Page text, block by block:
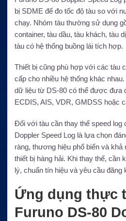
bị SDME để đo tốc độ tàu so với
chạy. Nhóm tàu thường sử dụng
container, tàu dầu, tàu khách, tàu
tàu có hệ thống buồng lái tích hợp.
Thiết bị cũng phù hợp với các tàu
cấp cho nhiều hệ thống khác
dữ liệu từ DS-80 có thể được đưa
ECDIS, AIS, VDR, GMDSS hoặc
Đối với tàu cần thay thế speed log
Doppler Speed Log là lựa chọn
ràng, thương hiệu phổ biến và
thiết bị hàng hải. Khi thay thế, cần
lý, chuẩn tín hiệu và yêu cầu đăng
Ứng dụng thực
Furuno DS-80